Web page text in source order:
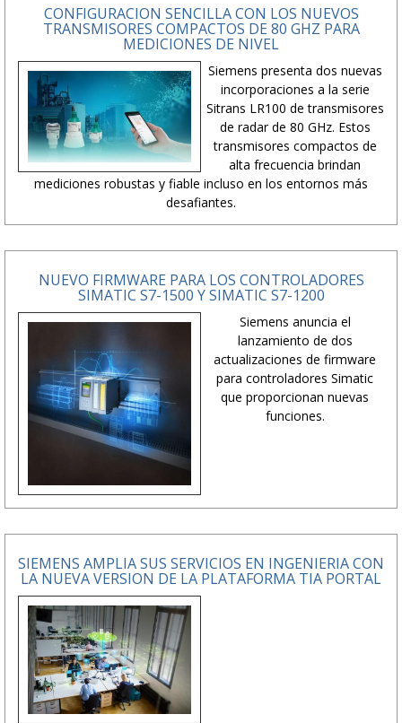
CONFIGURACION SENCILLA CON LOS NUEVOS
TRANSMISORES COMPACTOS DE 80 GHZ PARA
MEDICIONES DE NIVEL
Siemens presenta dos nuevas
incorporaciones a la serie
Sitrans LR100 de transmisores
de radar de 80 GHz. Estos
transmisores compactos de
alta frecuencia brindan
mediciones robustas y fiable incluso en los entornos más
desafiantes.
NUEVO FIRMWARE PARA LOS CONTROLADORES
SIMATIC S7-1500 Y SIMATIC S7-1200
Siemens anuncia el
lanzamiento de dos
actualizaciones de firmware
para controladores Simatic
que proporcionan nuevas
funciones.
SIEMENS AMPLIA SUS SERVICIOS EN INGENIERIA CON
LA NUEVA VERSION DE LA PLATAFORMA TIA PORTAL